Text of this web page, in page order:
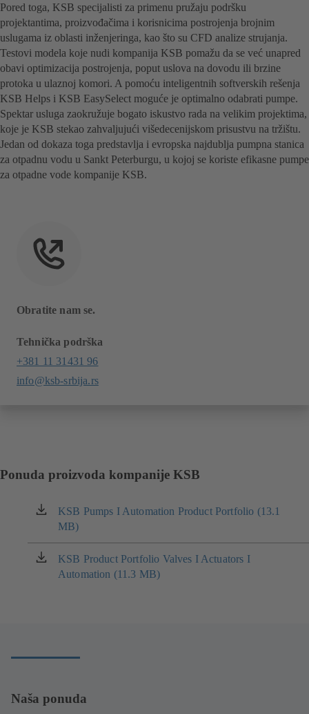
Pored toga, KSB specijalisti za primenu pružaju podršku
projektantima, proizvođačima i korisnicima postrojenja brojnim
uslugama iz oblasti inženjeringa, kao što su CFD analize strujanja.
Testovi modela koje nudi kompanija KSB pomažu da se već unapred
obavi optimizacija postrojenja, poput uslova na dovodu ili brzine
protoka u ulaznoj komori. A pomoću inteligentnih softverskih rešenja
KSB Helps i KSB EasySelect moguće je optimalno odabrati pumpe.
Spektar usluga zaokružuje bogato iskustvo rada na velikim projektima,
koje je KSB stekao zahvaljujući višedecenijskom prisustvu na tržištu.
Jedan od dokaza toga predstavlja i evropska najdublja pumpna stanica
za otpadnu vodu u Sankt Peterburgu, u kojoj se koriste efikasne pumpe
za otpadne vode kompanije KSB.
Obratite nam se.
Tehnička podrška
+381 11 31431 96
info@ksb-srbija.rs
Ponuda proizvoda kompanije KSB
KSB Pumps I Automation Product Portfolio (13.1
MB)
(otvara
se
u
novom
prozoru)
KSB Product Portfolio Valves I Actuators I
Automation (11.3 MB)
(otvara
se
Naša ponuda